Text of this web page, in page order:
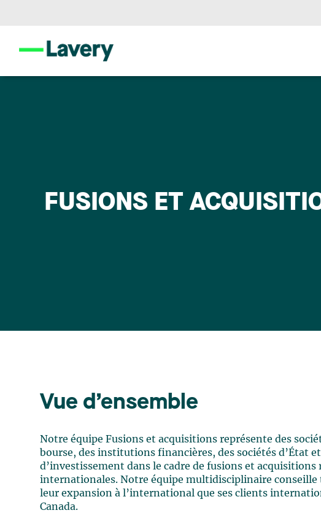
FUSIONS ET
Vue d’ensemble
Notre équipe Fusions et acquisitions représente des
bourse, des institutions financières, des sociétés d’État
d’investissement dans le cadre de fusions et
internationales. Notre équipe multidisciplinaire conseille
leur expansion à l’international que ses clients
Canada.